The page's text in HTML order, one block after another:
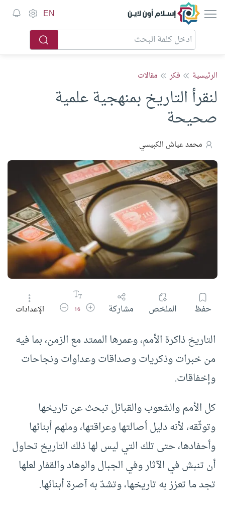
إسلام أون لاين EN
الرئيسية فكر مقالات
لنقرأ التاريخ بمنهجية علمية
صحيحة
محمد عياش الكبيسي
حفظ الملخص مشاركة زيادة حجم الخط
16 تقليل حجم الخط
الإعدادات
التاريخ ذاكرة الأمم، وعمرها الممتد مع الزمن، بما فيه
من خبرات وذكريات وصداقات وعداوات ونجاحات
وإخفاقات.
كل الأمم والشعوب والقبائل تبحث عن تاريخها
وتوثّقه، لأنه دليل أصالتها وعراقتها، وملهم أبنائها
وأحفادها، حتى تلك التي ليس لها ذلك التاريخ تحاول
أن تنبش في الآثار وفي الجبال والوهاد والقفار لعلها
تجد ما تعزز به تاريخها، وتشدّ به آصرة أبنائها.